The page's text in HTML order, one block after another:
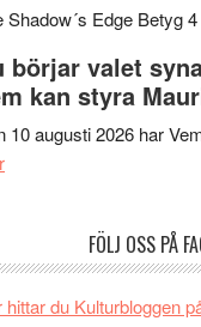
Shadow´s Edge Betyg
börjar valet
kan styra
10 augusti 2026 har
om
synas
FÖLJ OSS PÅ
hittar du Kulturbloggen